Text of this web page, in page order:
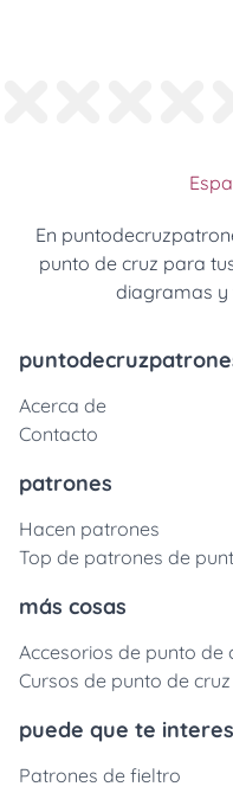
En
punto de cruz para
diagramas y
Acerca de
Contacto
patrones
Hacen patrones
Top de patrones de
más cosas
Accesorios de punto de
Cursos de punto de cruz
puede que te
Patrones de fieltro